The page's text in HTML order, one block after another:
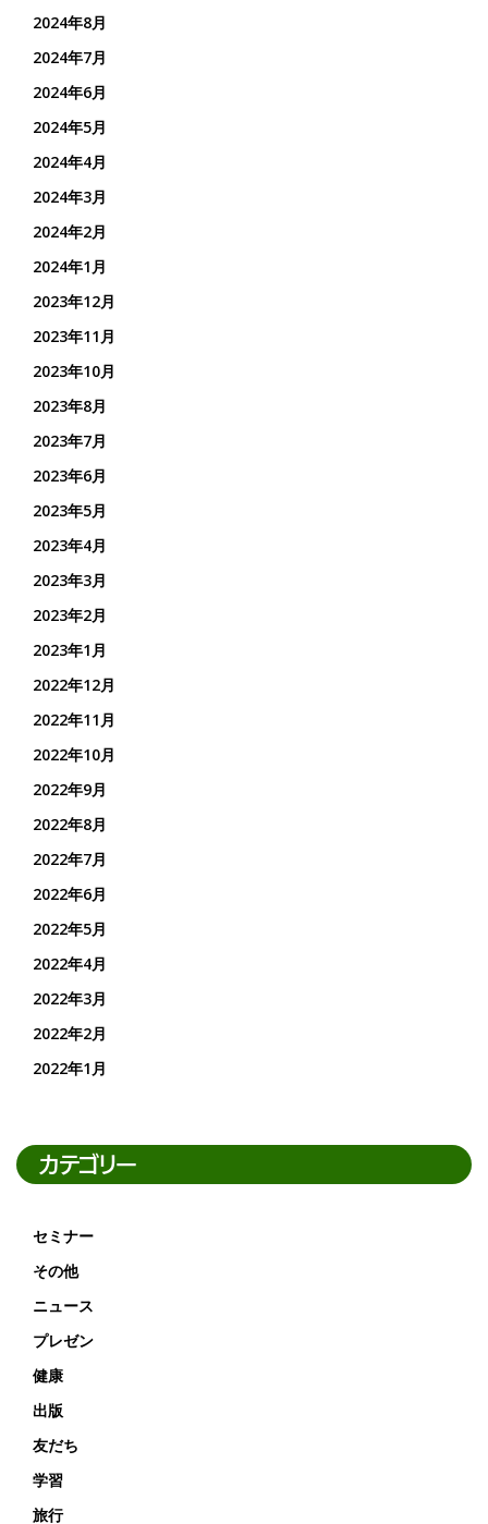
2024年8月
2024年7月
2024年6月
2024年5月
2024年4月
2024年3月
2024年2月
2024年1月
2023年12月
2023年11月
2023年10月
2023年8月
2023年7月
2023年6月
2023年5月
2023年4月
2023年3月
2023年2月
2023年1月
2022年12月
2022年11月
2022年10月
2022年9月
2022年8月
2022年7月
2022年6月
2022年5月
2022年4月
2022年3月
2022年2月
2022年1月
カテゴリー
セミナー
その他
ニュース
プレゼン
健康
出版
友だち
学習
旅行